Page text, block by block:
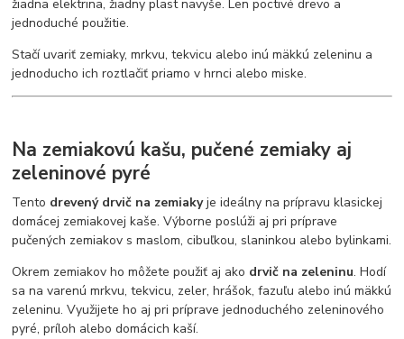
žiadna elektrina, žiadny plast navyše. Len poctivé drevo a
jednoduché použitie.
Stačí uvariť zemiaky, mrkvu, tekvicu alebo inú mäkkú zeleninu a
jednoducho ich roztlačiť priamo v hrnci alebo miske.
Na zemiakovú kašu, pučené zemiaky aj
zeleninové pyré
Tento drevený drvič na zemiakyje ideálny na prípravu klasickej
domácej zemiakovej kaše. Výborne poslúži aj pri príprave
pučených zemiakov s maslom, cibuľkou, slaninkou alebo bylinkami.
Okrem zemiakov ho môžete použiť aj ako drvič na zeleninu. Hodí
sa na varenú mrkvu, tekvicu, zeler, hrášok, fazuľu alebo inú mäkkú
zeleninu. Využijete ho aj pri príprave jednoduchého zeleninového
pyré, príloh alebo domácich kaší.